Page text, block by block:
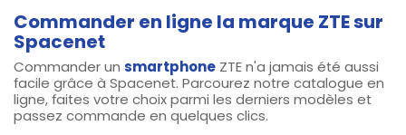
Commander en ligne la marque ZTE sur
Spacenet
Commander un smartphone ZTE n'a jamais été aussi
facile grâce à Spacenet. Parcourez notre catalogue en
ligne, faites votre choix parmi les derniers modèles et
passez commande en quelques clics.